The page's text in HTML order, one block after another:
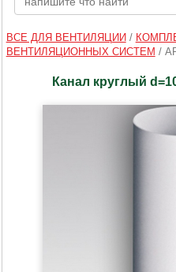
ВСЕ ДЛЯ ВЕНТИЛЯЦИИ /
ВЕНТИЛЯЦИОННЫХ СИСТЕМ /
Канал круглый